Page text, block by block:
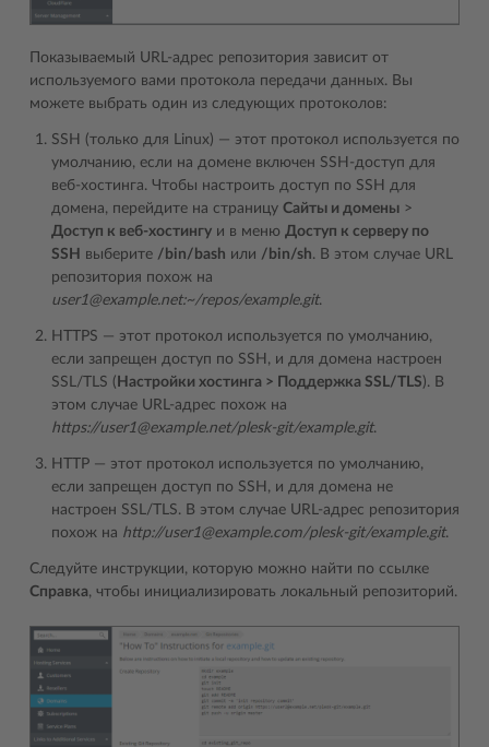
Показываемый URL-адрес репозитория зависит от
используемого вами протокола передачи данных. Вы
можете выбрать один из следующих протоколов:
SSH (только для Linux) ― этот протокол используется по
умолчанию, если на домене включен SSH-доступ для
веб-хостинга. Чтобы настроить доступ по SSH для
домена, перейдите на страницу Сайты и домены >
Доступ к веб-хостингу и в меню Доступ к серверу по
SSH выберите /bin/bash или /bin/sh. В этом случае URL
репозитория похож на
user1@example.net:~/repos/example.git.
HTTPS ― этот протокол используется по умолчанию,
если запрещен доступ по SSH, и для домена настроен
SSL/TLS ( Настройки хостинга > Поддержка SSL/TLS). В
этом случае URL-адрес похож на
https://user1@example.net/plesk-git/example.git.
HTTP ― этот протокол используется по умолчанию,
если запрещен доступ по SSH, и для домена не
настроен SSL/TLS. В этом случае URL-адрес репозитория
похож на http://user1@example.com/plesk-git/example.git.
Следуйте инструкции, которую можно найти по ссылке
Справка, чтобы инициализировать локальный репозиторий.